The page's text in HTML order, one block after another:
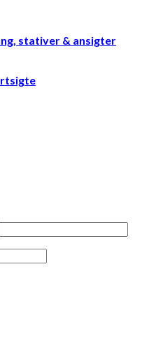
stativer & ansigter